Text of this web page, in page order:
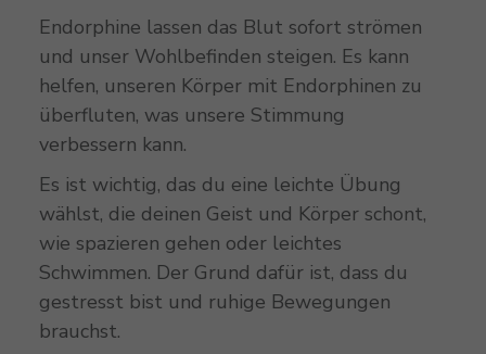
Endorphine lassen das Blut sofort strömen
und unser Wohlbefinden steigen. Es kann
helfen, unseren Körper mit Endorphinen zu
überfluten, was unsere Stimmung
verbessern kann.
Es ist wichtig, das du eine leichte Übung
wählst, die deinen Geist und Körper schont,
wie spazieren gehen oder leichtes
Schwimmen. Der Grund dafür ist, dass du
gestresst bist und ruhige Bewegungen
brauchst.